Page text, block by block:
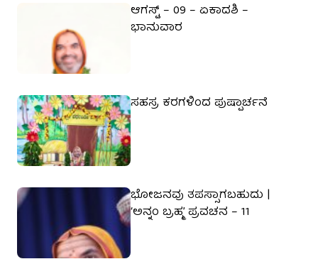
ಆಗಸ್ಟ್ – 09 – ಏಕಾದಶಿ –
ಭಾನುವಾರ
ಸಹಸ್ರ ಕರಗಳಿಂದ ಪುಷ್ಪಾರ್ಚನೆ
ಭೋಜನವು ತಪಸ್ಸಾಗಬಹುದು |
‘ಅನ್ನಂ ಬ್ರಹ್ಮ’ ಪ್ರವಚನ – 11